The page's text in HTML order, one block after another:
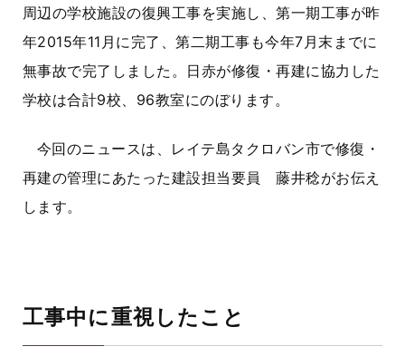
周辺の学校施設の復興工事を実施し、第一期工事が昨
年2015年11月に完了、第二期工事も今年7月末までに
無事故で完了しました。日赤が修復・再建に協力した
学校は合計9校、96教室にのぼります。
今回のニュースは、レイテ島タクロバン市で修復・
再建の管理にあたった建設担当要員 藤井稔がお伝え
します。
工事中に重視したこと